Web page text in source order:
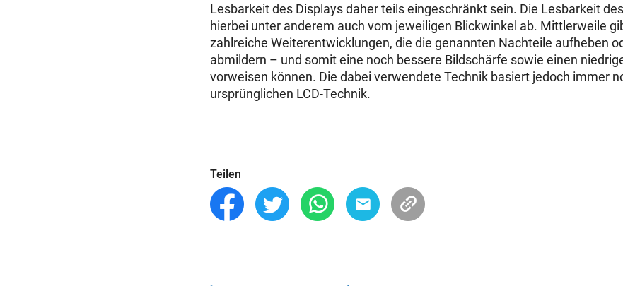
Lesbarkeit des Displays daher teils eingeschränkt sein. Die Lesbarkeit
hierbei unter anderem auch vom jeweiligen Blickwinkel ab. Mittlerweile
zahlreiche Weiterentwicklungen, die die genannten Nachteile aufheben
abmildern – und somit eine noch bessere Bildschärfe sowie einen
vorweisen können. Die dabei verwendete Technik basiert jedoch immer
ursprünglichen LCD-Technik.
Teilen